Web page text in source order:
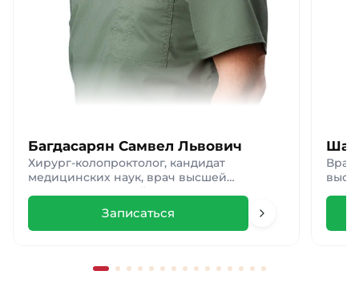
Багдасарян Самвел Львович
Хирург-колопроктолог, кандидат
медицинских наук, врач высшей
категории, главный врач клиники
Записаться
Врач